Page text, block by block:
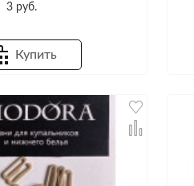
3 руб.
Купить